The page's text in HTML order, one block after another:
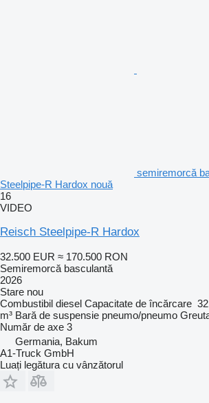
semiremorcă
Steelpipe-R Hardox nouă
16
VIDEO
Reisch Steelpipe-R Hardox
32.500 EUR ≈ 170.500 RON
Semiremorcă basculantă
2026
Stare nou
Combustibil diesel Capacitate de încărcare
m³ Bară de suspensie pneumo/pneumo
Număr de axe 3
Germania, Bakum
A1-Truck GmbH
Luați legătura cu vânzătorul